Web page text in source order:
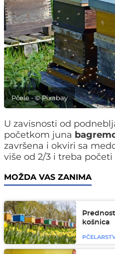
Pčele - © Pixabay
U zavisnosti od
početkom juna
završena i okviri sa
više od 2/3 i treba početi
MOŽDA VAS ZANIMA
košnica